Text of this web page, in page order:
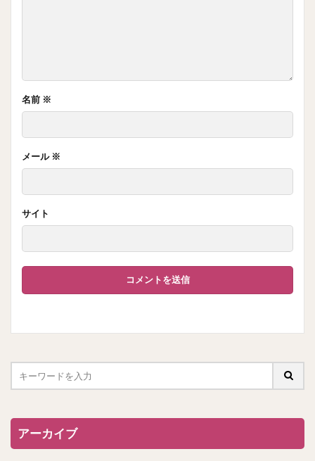
名前 ※
メール ※
サイト
アーカイブ